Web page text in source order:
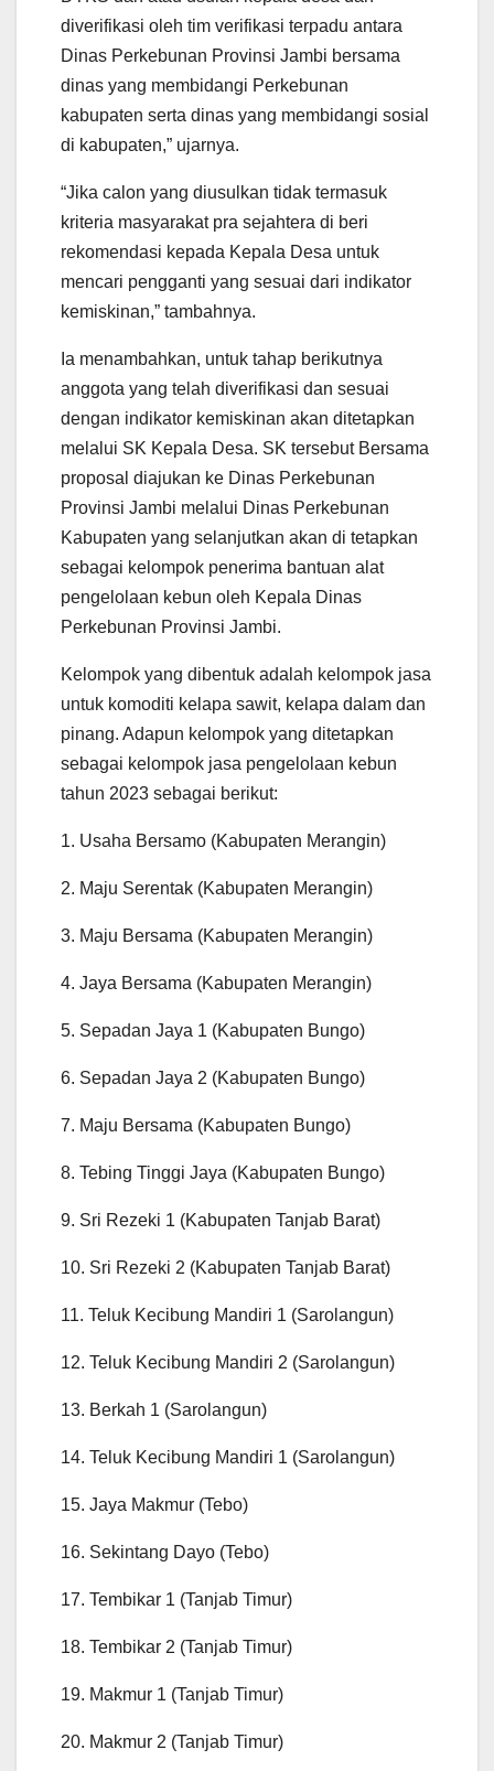
diverifikasi oleh tim verifikasi terpadu antara
Dinas Perkebunan Provinsi Jambi bersama
dinas yang membidangi Perkebunan
kabupaten serta dinas yang membidangi sosial
di kabupaten,” ujarnya.
“Jika calon yang diusulkan tidak termasuk
kriteria masyarakat pra sejahtera di beri
rekomendasi kepada Kepala Desa untuk
mencari pengganti yang sesuai dari indikator
kemiskinan,” tambahnya.
Ia menambahkan, untuk tahap berikutnya
anggota yang telah diverifikasi dan sesuai
dengan indikator kemiskinan akan ditetapkan
melalui SK Kepala Desa. SK tersebut Bersama
proposal diajukan ke Dinas Perkebunan
Provinsi Jambi melalui Dinas Perkebunan
Kabupaten yang selanjutkan akan di tetapkan
sebagai kelompok penerima bantuan alat
pengelolaan kebun oleh Kepala Dinas
Perkebunan Provinsi Jambi.
Kelompok yang dibentuk adalah kelompok jasa
untuk komoditi kelapa sawit, kelapa dalam dan
pinang. Adapun kelompok yang ditetapkan
sebagai kelompok jasa pengelolaan kebun
tahun 2023 sebagai berikut:
1. Usaha Bersamo (Kabupaten Merangin)
2. Maju Serentak (Kabupaten Merangin)
3. Maju Bersama (Kabupaten Merangin)
4. Jaya Bersama (Kabupaten Merangin)
5. Sepadan Jaya 1 (Kabupaten Bungo)
6. Sepadan Jaya 2 (Kabupaten Bungo)
7. Maju Bersama (Kabupaten Bungo)
8. Tebing Tinggi Jaya (Kabupaten Bungo)
9. Sri Rezeki 1 (Kabupaten Tanjab Barat)
10. Sri Rezeki 2 (Kabupaten Tanjab Barat)
11. Teluk Kecibung Mandiri 1 (Sarolangun)
12. Teluk Kecibung Mandiri 2 (Sarolangun)
13. Berkah 1 (Sarolangun)
14. Teluk Kecibung Mandiri 1 (Sarolangun)
15. Jaya Makmur (Tebo)
16. Sekintang Dayo (Tebo)
17. Tembikar 1 (Tanjab Timur)
18. Tembikar 2 (Tanjab Timur)
19. Makmur 1 (Tanjab Timur)
20. Makmur 2 (Tanjab Timur)